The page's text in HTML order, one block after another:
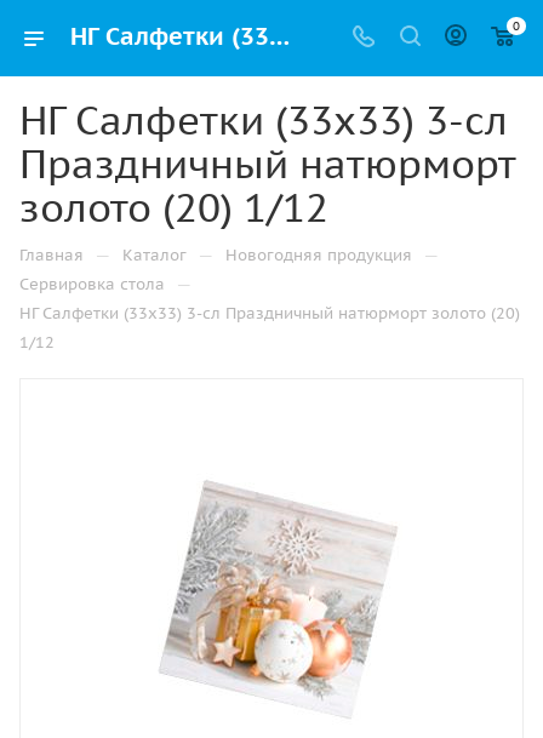
НГ Салфетки (33х33) 3-сл Праздничный натюрморт золото (20) 1/12 купить оптом и в розницу в Казани с доставкой недорого 0
НГ Салфетки (33х33) 3-сл
Праздничный натюрморт
золото (20) 1/12
Главная — Каталог — Новогодняя продукция —
Сервировка стола —
НГ Салфетки (33х33) 3-сл Праздничный натюрморт золото (20)
1/12